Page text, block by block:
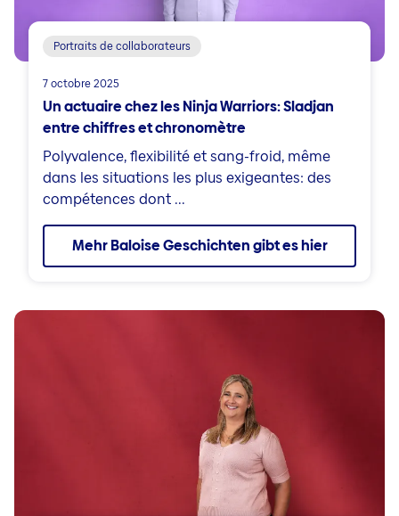
Portraits de collaborateurs
7 octobre 2025
Un actuaire chez les Ninja Warriors: Sladjan
entre chiffres et chronomètre
Polyvalence, flexibilité et sang-froid, même
dans les situations les plus exigeantes: des
compétences dont ...
Mehr Baloise Geschichten gibt es hier